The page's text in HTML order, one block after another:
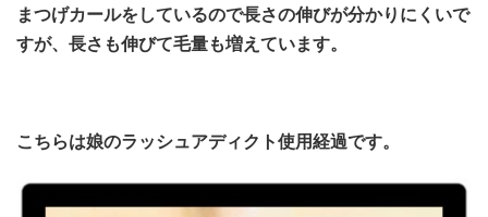
まつげカールをしているので長さの伸びが分かりにくいで
すが、長さも伸びて毛量も増えています。
こちらは娘のラッシュアディクト使用経過です。